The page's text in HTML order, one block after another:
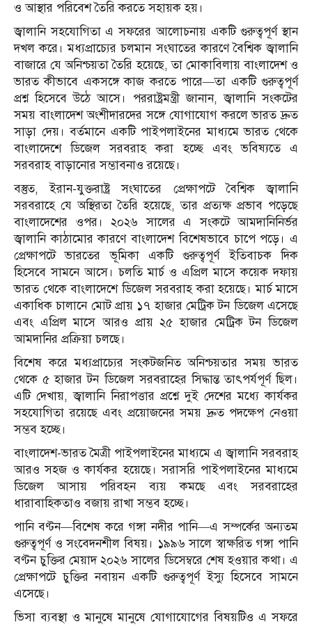
ও আস্থার পরিবেশ তৈরি করতে সহায়ক হয়।
জ্বালানি সহযোগিতা এ সফরের আলোচনায় একটি গুরুত্বপূর্ণ স্থান
দখল করে। মধ্যপ্রাচ্যের চলমান সংঘাতের কারণে বৈশ্বিক জ্বালানি
বাজারে যে অনিশ্চয়তা তৈরি হয়েছে, তা মোকাবিলায় বাংলাদেশ ও
ভারত কীভাবে একসঙ্গে কাজ করতে পারে—তা একটি গুরুত্বপূর্ণ
প্রশ্ন হিসেবে উঠে আসে। পররাষ্ট্রমন্ত্রী জানান, জ্বালানি সংকটের
সময় বাংলাদেশ অংশীদারদের সঙ্গে যোগাযোগ করলে ভারত দ্রুত
সাড়া দেয়। বর্তমানে একটি পাইপলাইনের মাধ্যমে ভারত থেকে
বাংলাদেশে ডিজেল সরবরাহ করা হচ্ছে এবং ভবিষ্যতে এ
সরবরাহ বাড়ানোর সম্ভাবনাও রয়েছে।
বস্তুত, ইরান-যুক্তরাষ্ট্র সংঘাতের প্রেক্ষাপটে বৈশ্বিক জ্বালানি
সরবরাহে যে অস্থিরতা তৈরি হয়েছে, তার প্রত্যক্ষ প্রভাব পড়েছে
বাংলাদেশের ওপর। ২০২৬ সালের এ সংকটে আমদানিনির্ভর
জ্বালানি কাঠামোর কারণে বাংলাদেশ বিশেষভাবে চাপে পড়ে। এ
প্রেক্ষাপটে ভারতের ভূমিকা একটি গুরুত্বপূর্ণ ইতিবাচক দিক
হিসেবে সামনে আসে। চলতি মার্চ ও এপ্রিল মাসে কয়েক দফায়
ভারত থেকে বাংলাদেশে ডিজেল সরবরাহ করা হয়েছে। মার্চ মাসে
একাধিক চালানে মোট প্রায় ১৭ হাজার মেট্রিক টন ডিজেল এসেছে
এবং এপ্রিল মাসে আরও প্রায় ২৫ হাজার মেট্রিক টন ডিজেল
আমদানির প্রক্রিয়া চলছে।
বিশেষ করে মধ্যপ্রাচ্যের সংকটজনিত অনিশ্চয়তার সময় ভারত
থেকে ৫ হাজার টন ডিজেল সরবরাহের সিদ্ধান্ত তাৎপর্যপূর্ণ ছিল।
এটি দেখায়, জ্বালানি নিরাপত্তার প্রশ্নে দুই দেশের মধ্যে কার্যকর
সহযোগিতা রয়েছে এবং প্রয়োজনের সময় দ্রুত পদক্ষেপ নেওয়া
সম্ভব হচ্ছে।
বাংলাদেশ-ভারত মৈত্রী পাইপলাইনের মাধ্যমে এ জ্বালানি সরবরাহ
আরও সহজ ও কার্যকর হয়েছে। সরাসরি পাইপলাইনের মাধ্যমে
ডিজেল আসায় পরিবহন ব্যয় কমছে এবং সরবরাহের
ধারাবাহিকতাও বজায় রাখা সম্ভব হচ্ছে।
পানি বণ্টন—বিশেষ করে গঙ্গা নদীর পানি—এ সম্পর্কের অন্যতম
গুরুত্বপূর্ণ ও সংবেদনশীল বিষয়। ১৯৯৬ সালে স্বাক্ষরিত গঙ্গা পানি
বণ্টন চুক্তির মেয়াদ ২০২৬ সালের ডিসেম্বরে শেষ হওয়ার কথা। এ
প্রেক্ষাপটে চুক্তির নবায়ন একটি গুরুত্বপূর্ণ ইস্যু হিসেবে সামনে
এসেছে।
ভিসা ব্যবস্থা ও মানুষে মানুষে যোগাযোগের বিষয়টিও এ সফরে